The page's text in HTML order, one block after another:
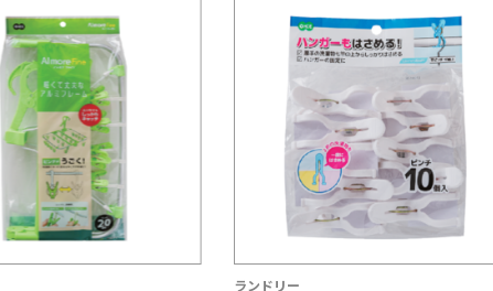
ランドリー